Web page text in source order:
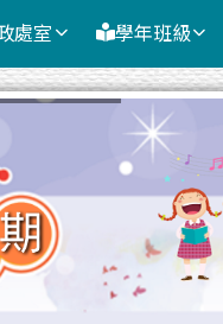
處室 學年班級